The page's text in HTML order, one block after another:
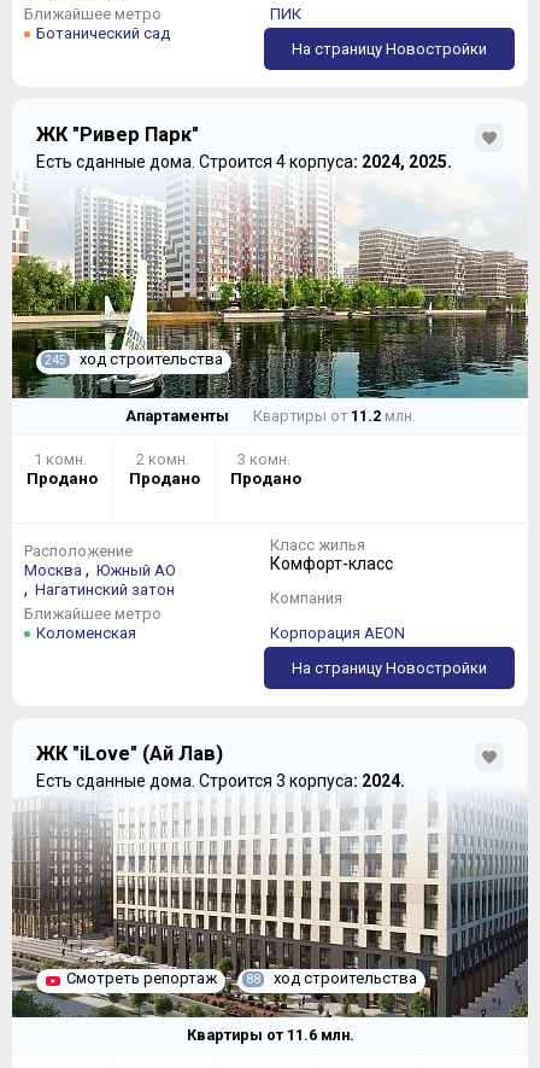
Ближайшее метро
Ботанический сад
ПИК
На страницу Новостройки
ЖК "Ривер Парк"
Есть сданные дома. Строится 4 корпуса: 2024, 2025.
245 ход строительства
Апартаменты
1 комн.
Продано
2 комн.
Продано
3 комн.
Продано
Квартиры от 11.2млн.
Расположение
Москва , Южный АО
, Нагатинский затон
Ближайшее метро
Коломенская
Класс жилья
Комфорт-класс
Компания
Корпорация AEON
На страницу Новостройки
ЖК "iLove" (Ай Лав)
Есть сданные дома. Строится 3 корпуса: 2024.
Смотреть репортаж 88 ход строительства
Квартиры от 11.6млн.